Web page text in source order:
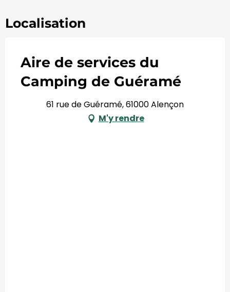
Localisation
Aire de services du
Camping de Guéramé
61 rue de Guéramé, 61000 Alençon
M'y rendre